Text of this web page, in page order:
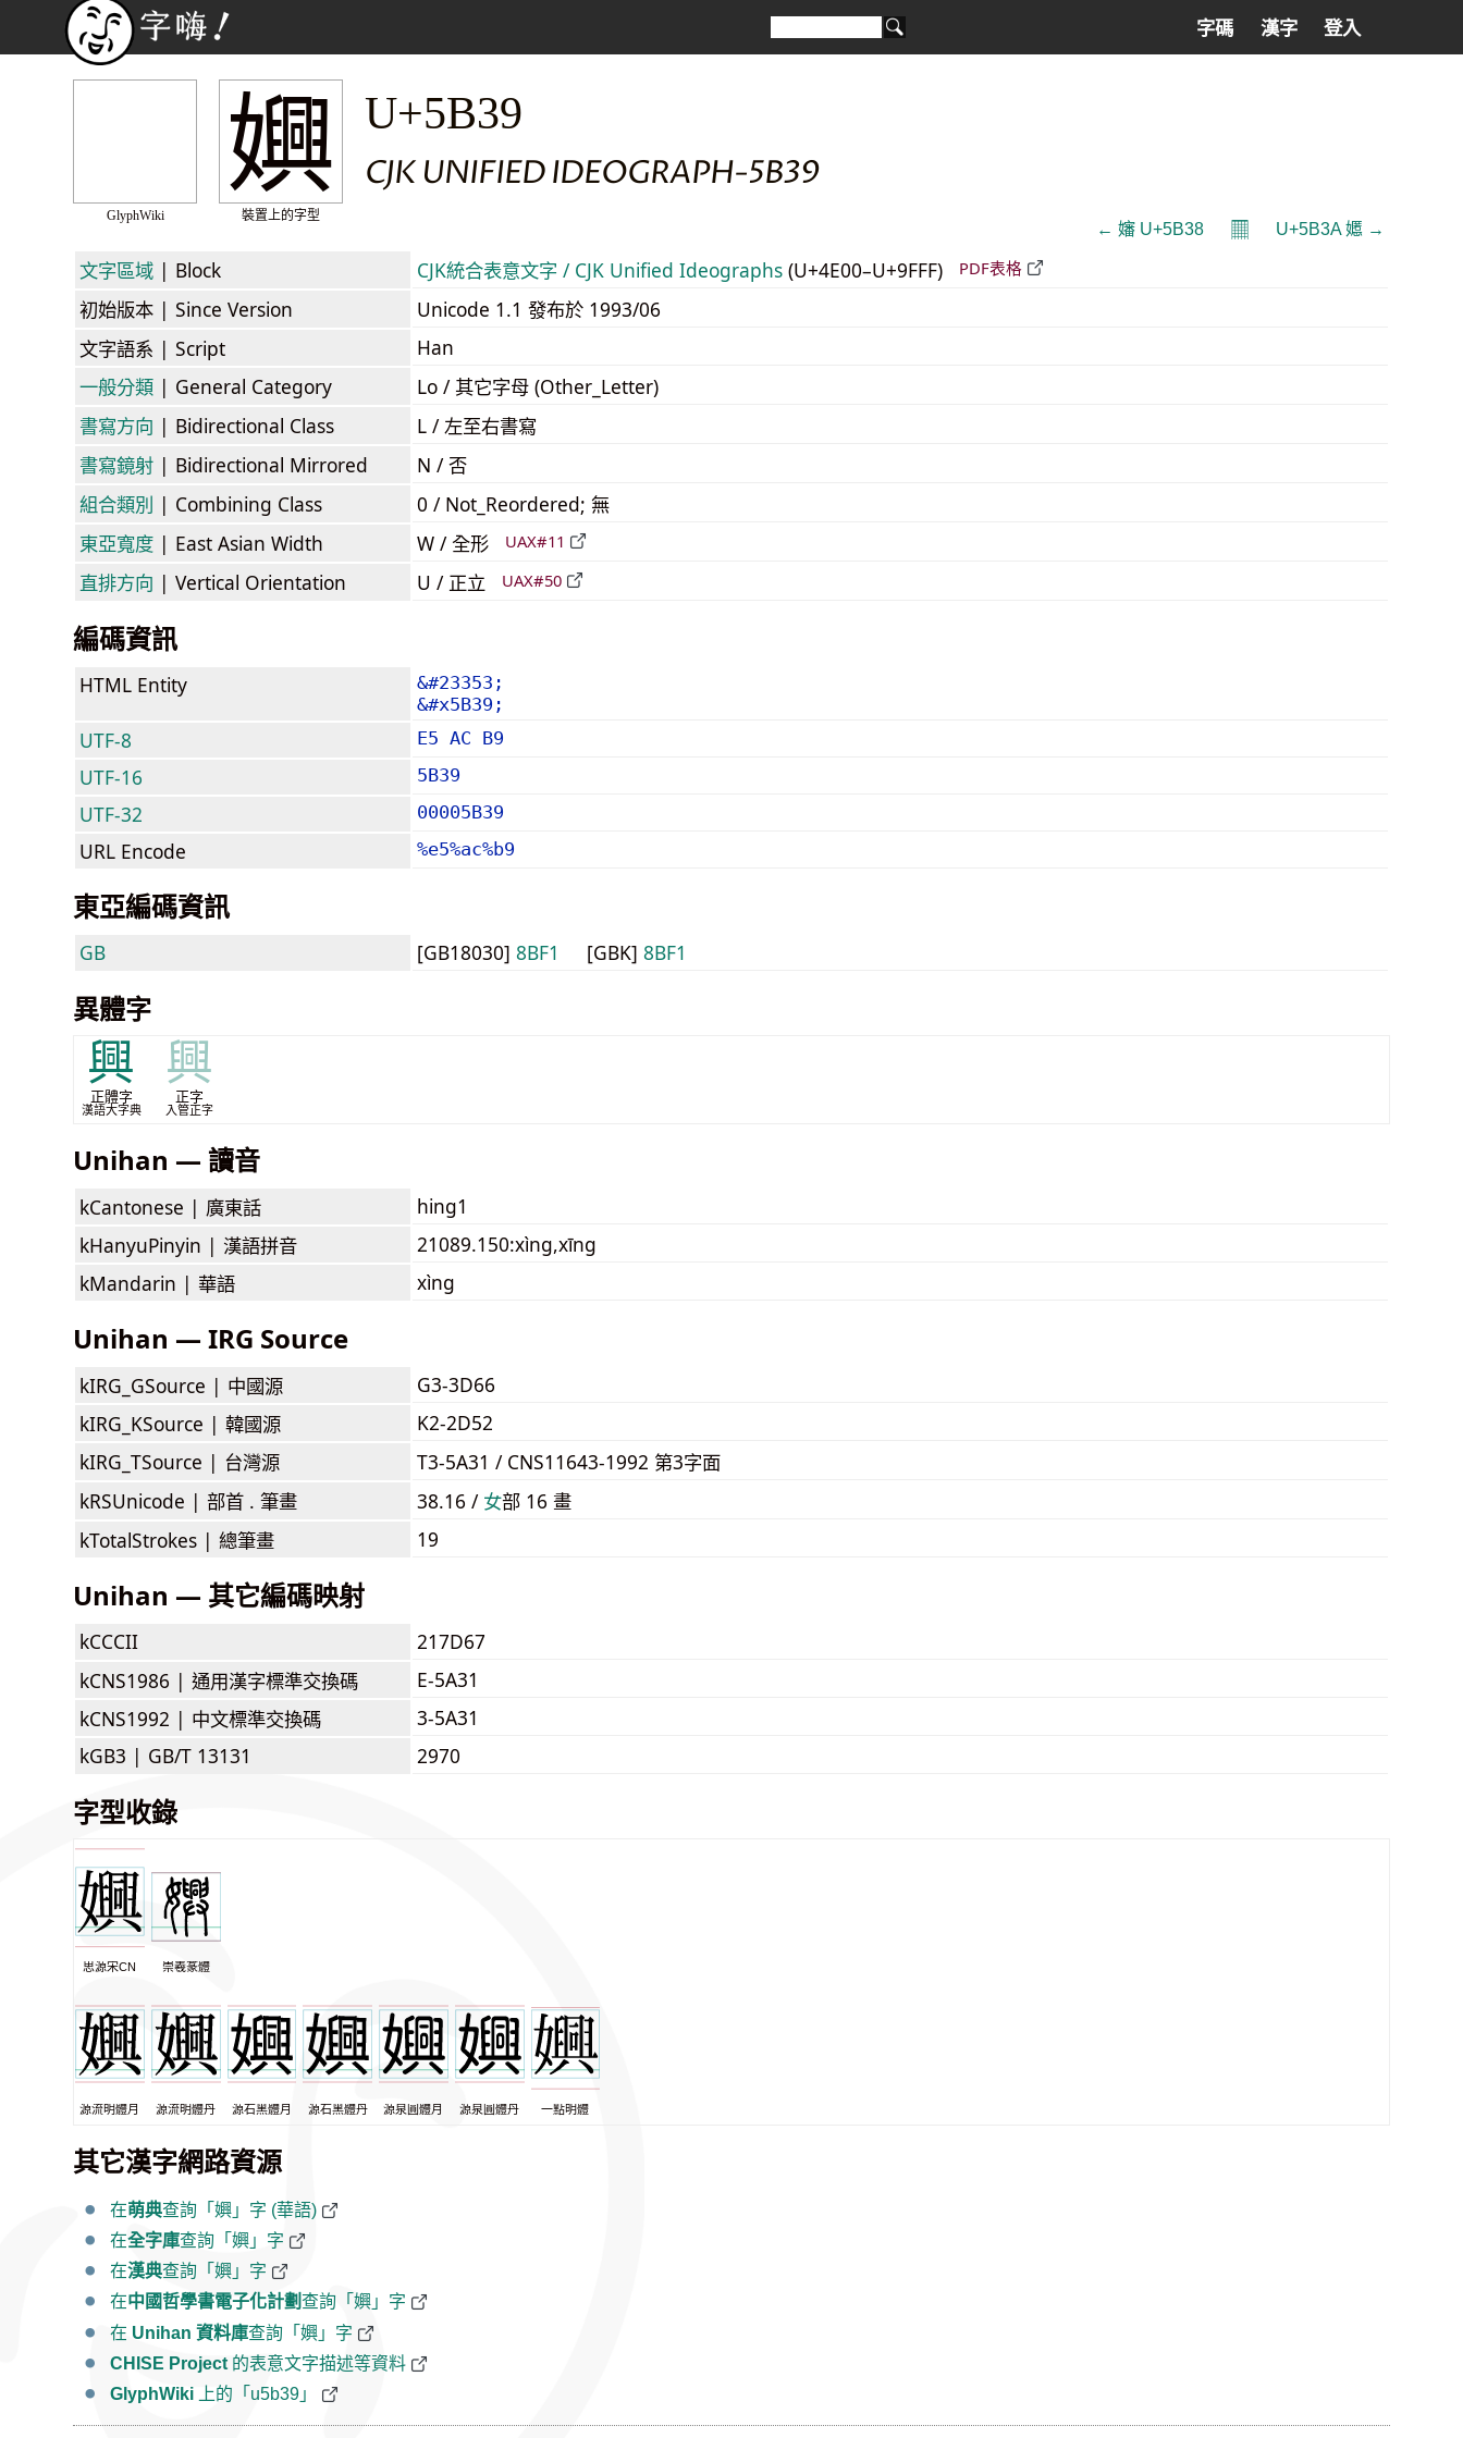
字碼 漢字 登入
GlyphWiki
嬹
裝置上的字型
U+5B39
CJK UNIFIED IDEOGRAPH-5B39
← 嬸 U+5B38 𝄜 U+5B3A 嬺 →
文字區域 | Block CJK統合表意文字 / CJK Unified Ideographs (U+4E00–U+9FFF) PDF表格
初始版本 | Since Version
Unicode 1.1 發布於 1993/06
文字語系 | Script
Han
一般分類 | General Category
Lo / 其它字母 (Other_Letter)
書寫方向 | Bidirectional Class
L / 左至右書寫
書寫鏡射 | Bidirectional Mirrored
N / 否
組合類別 | Combining Class
0 / Not_Reordered; 無
東亞寬度 | East Asian Width W / 全形 UAX#11
直排方向 | Vertical Orientation U / 正立 UAX#50
編碼資訊
HTML Entity
&#23353;
&#x5B39;
UTF-8 E5 AC B9
UTF-16 5B39
UTF-32 00005B39
URL Encode %e5%ac%b9
東亞編碼資訊
GB [GB18030] 8BF1 [GBK] 8BF1
異體字
興
正體字
漢語大字典
興
正字
入管正字
Unihan — 讀音
kCantonese | 廣東話
hing1
kHanyuPinyin | 漢語拼音
21089.150:xìng,xīng
kMandarin | 華語 xìng
Unihan — IRG Source
kIRG_GSource | 中國源
G3-3D66
kIRG_KSource | 韓國源
K2-2D52
kIRG_TSource | 台灣源
T3-5A31 / CNS11643-1992 第3字面
kRSUnicode | 部首 . 筆畫 38.16 / ⼥部 16 畫
kTotalStrokes | 總筆畫 19
Unihan — 其它編碼映射
kCCCII
217D67
kCNS1986 | 通用漢字標準交換碼
E-5A31
kCNS1992 | 中文標準交換碼
3-5A31
kGB3 | GB/T 13131 2970
字型收錄
思源宋CN 崇羲篆體
源流明體月 源流明體丹 源石黑體月 源石黑體丹 源泉圓體月 源泉圓體丹 一點明體
其它漢字網路資源
在萌典查詢「嬹」字 (華語)
在全字庫查詢「嬹」字
在漢典查詢「嬹」字
在中國哲學書電子化計劃 查詢「嬹」字
在 Unihan 資料庫查詢「嬹」字
CHISE Project 的表意文字描述等資料
GlyphWiki 上的「u5b39」